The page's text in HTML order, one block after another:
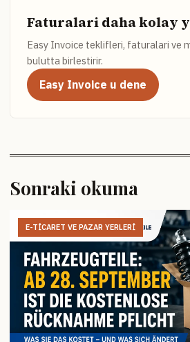
Faturalari daha kolay
Easy Invoice teklifleri, faturalari ve
bulutta birlestirir.
Easy Invoice u dene
Sonraki okuma
E-TICARET VE PAZAR YERLERI